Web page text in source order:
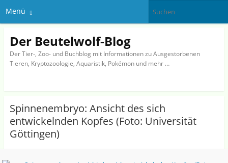
Menü
Der Beutelwolf-Blog
Der Tier-, Zoo- und Buchblog mit Informationen zu Ausgestorbenen
Tieren, Kryptozoologie, Aquaristik, Pokémon und mehr …
Spinnenembryo: Ansicht des sich
entwickelnden Kopfes (Foto: Universität
Göttingen)